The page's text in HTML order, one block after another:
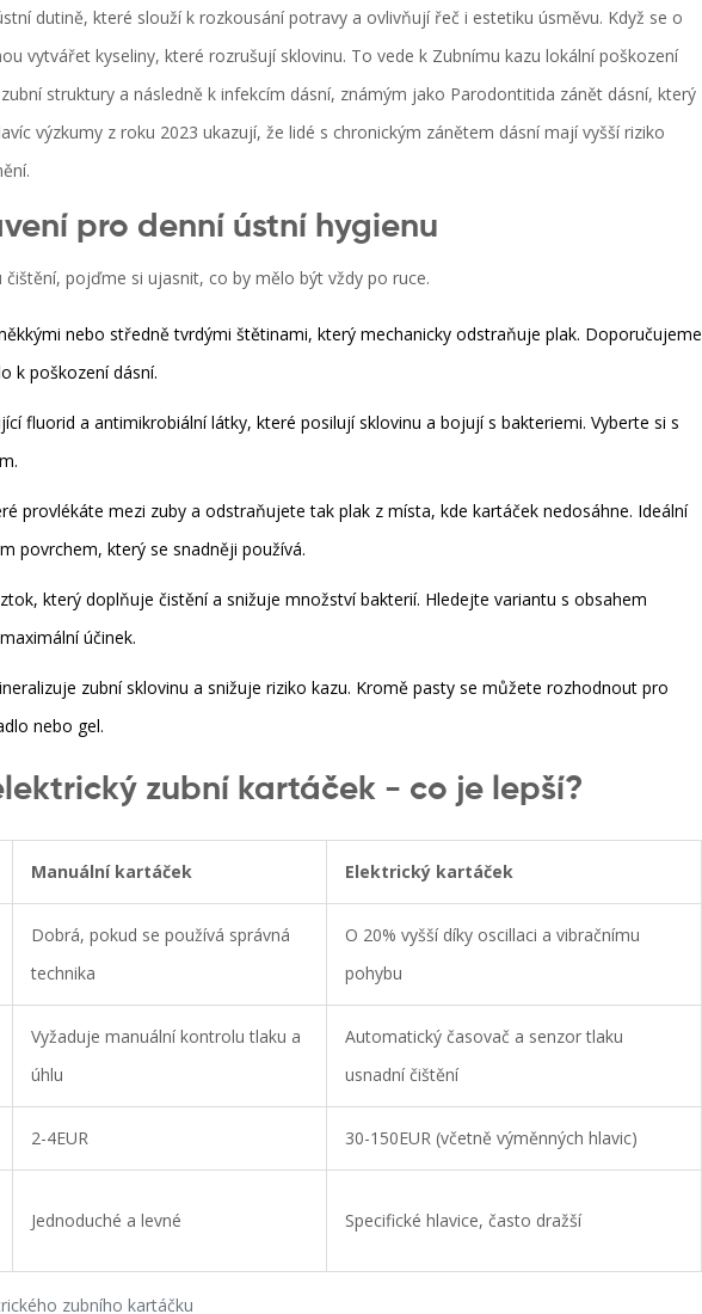
dutině, které slouží k rozkousání potravy a ovlivňují řeč i estetiku úsměvu. Když se o
vytvářet kyseliny, které rozrušují sklovinu. To vede k Zubnímu kazu lokální poškození
struktury a následně k infekcím dásní, známým jako Parodontitida zánět dásní, který
výzkumy z roku 2023 ukazují, že lidé s chronickým zánětem dásní mají vyšší riziko
pro denní ústní hygienu
čištění, pojďme si ujasnit, co by mělo být vždy po ruce.
nebo středně tvrdými štětinami, který mechanicky odstraňuje plak. Doporučujeme
k poškození dásní.
fluorid a antimikrobiální látky, které posilují sklovinu a bojují s bakteriemi. Vyberte si s
provlékáte mezi zuby a odstraňujete tak plak z místa, kde kartáček nedosáhne. Ideální
povrchem, který se snadněji používá.
který doplňuje čistění a snižuje množství bakterií. Hledejte variantu s obsahem
účinek.
zubní sklovinu a snižuje riziko kazu. Kromě pasty se můžete rozhodnout pro
nebo gel.
zubní kartáček - co je lepší?
zubního kartáčku
Manuální kartáček Elektrický kartáček
Dobrá, pokud se používá správná
technika
O 20% vyšší díky oscillaci a vibračnímu
pohybu
Vyžaduje manuální kontrolu tlaku a
úhlu
Automatický časovač a senzor tlaku
usnadní čištění
2-4EUR 30-150EUR (včetně výměnných hlavic)
Jednoduché a levné Specifické hlavice, často dražší